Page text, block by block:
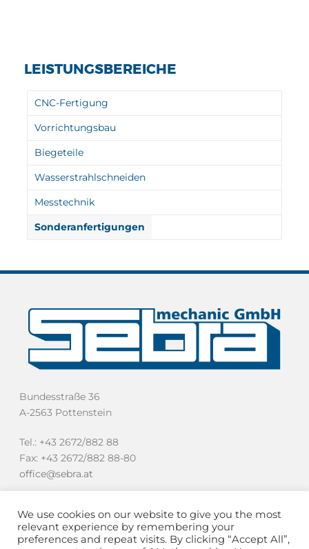
LEISTUNGSBEREICHE
CNC-Fertigung
Vorrichtungsbau
Biegeteile
Wasserstrahlschneiden
Messtechnik
Sonderanfertigungen
Bundesstraße 36
A-2563 Pottenstein
Tel.: +43 2672/882 88
Fax: +43 2672/882 88-80
office@sebra.at
We use cookies on our website to give you the most
relevant experience by remembering your
preferences and repeat visits. By clicking “Accept All”,